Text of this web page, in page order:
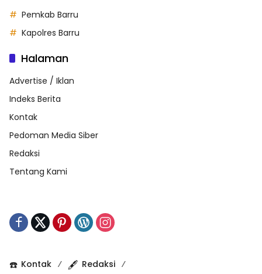
Pemkab Barru
Kapolres Barru
Halaman
Advertise / Iklan
Indeks Berita
Kontak
Pedoman Media Siber
Redaksi
Tentang Kami
☎️ Kontak 🖋️ Redaksi